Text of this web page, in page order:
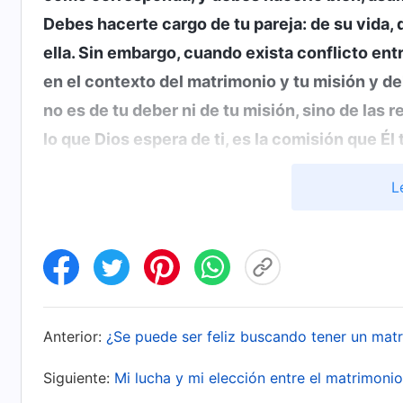
Debes hacerte cargo de tu pareja: de su
ella. Sin embargo, cuando exista conflicto
en el contexto del matrimonio y tu misión y
no es de tu deber ni de tu misión, sino de las
lo que Dios espera de ti, es la comisión que
siguiendo a Dios. Si no eres capaz y no
dicen: ‘Si voy al extranjero a hacer mi deber,
volver a ver a mi marido (o mujer) jamás?
diferentes? ¿Se desmoronará nuestro
mujer)?’. ¿Deberías pensar en cómo será tu
Si quieres ser alguien que persiga la verdad,
Anterior: ¿Se puede ser feliz buscando tener un
Siguiente: Mi lucha y mi elección entre el